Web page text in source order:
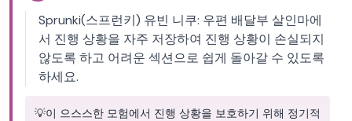
Sprunki(스프런키) 유빈 니쿠: 우편 배달부 살인마에
서 진행 상황을 자주 저장하여 진행 상황이 손실되지
않도록 하고 어려운 섹션으로 쉽게 돌아갈 수 있도록
하세요.
💡이 으스스한 모험에서 진행 상황을 보호하기 위해 정기적